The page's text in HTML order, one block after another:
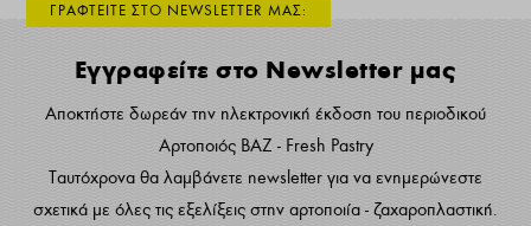
ΓΡΑΦΤΕΙΤΕ ΣΤΟ NEWSLETTER ΜΑΣ:
Εγγραφείτε στο Newsletter μας
Αποκτήστε δωρεάν την ηλεκτρονική έκδοση του περιοδικού
Αρτοποιός ΒΑΖ - Fresh Pastry
Ταυτόχρονα θα λαμβάνετε newsletter για να ενημερώνεστε
σχετικά με όλες τις εξελίξεις στην αρτοποιία - ζαχαροπλαστική.